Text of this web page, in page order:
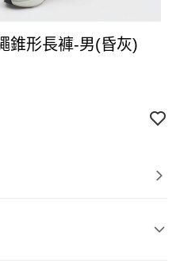
錐形長褲-男(昏灰)